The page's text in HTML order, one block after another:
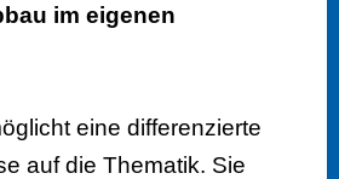
im eigenen
eine differenzierte
auf die Thematik. Sie